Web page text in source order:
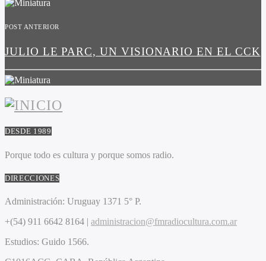
POST ANTERIOR
JULIO LE PARC, UN VISIONARIO EN EL CCK
DESDE 1989
Porque todo es cultura y porque somos radio.
DIRECCIONES
Administración: Uruguay 1371 5° P.
+(54) 911 6642 8164 | administracion@fmradiocultura.com.ar
Estudios: Guido 1566.